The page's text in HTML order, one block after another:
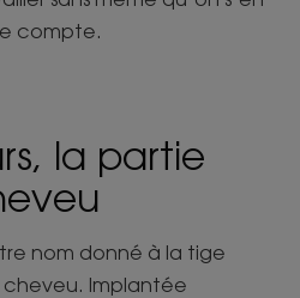
compte.
la partie
nom donné à la tige
cheveu. Implantée